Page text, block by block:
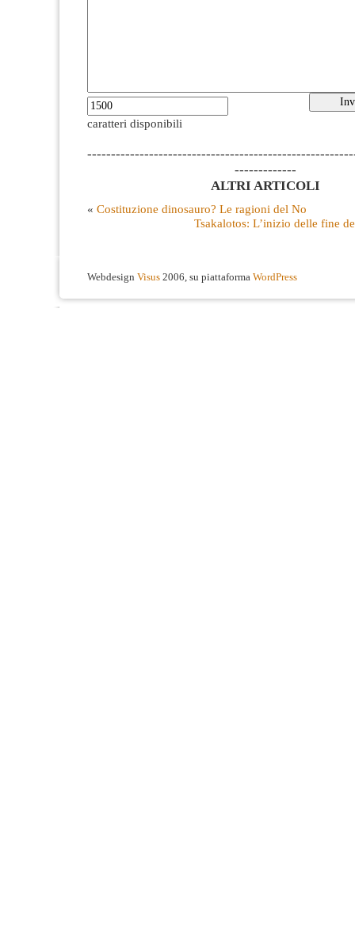
caratteri disponibili
-------------
ALTRI ARTICOLI
« Costituzione dinosauro? Le ragioni del No
Tsakalotos: L’inizio delle fine
Webdesign Visus 2006, su piattaforma WordPress